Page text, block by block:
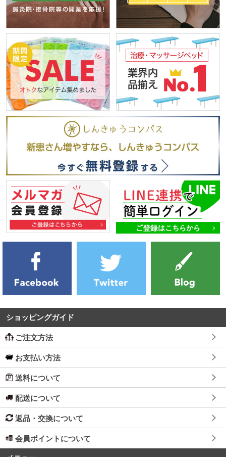
ショッピングガイド
ご注文方法
お支払い方法
送料について
配送について
返品・交換について
会員ポイントについて